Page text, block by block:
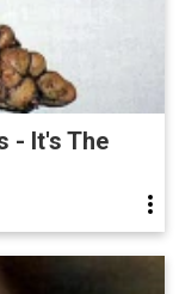
- It's The